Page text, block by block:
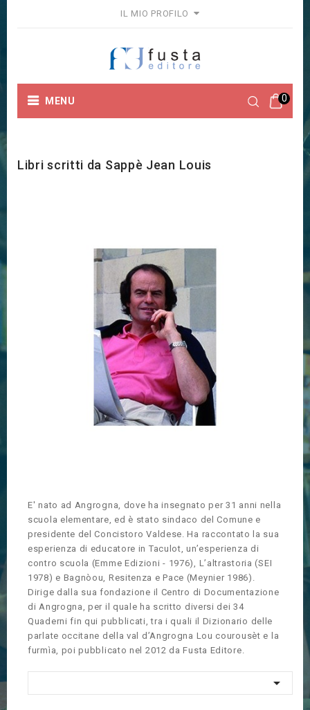
IL MIO PROFILO
0
MENU
Libri scritti da Sappè Jean Louis
E' nato ad Angrogna, dove ha insegnato per 31 anni nella
scuola elementare, ed è stato sindaco del Comune e
presidente del Concistoro Valdese. Ha raccontato la sua
esperienza di educatore in Taculot, un’esperienza di
contro scuola (Emme Edizioni - 1976), L’altrastoria (SEI
1978) e Bagnòou, Resitenza e Pace (Meynier 1986).
Dirige dalla sua fondazione il Centro di Documentazione
di Angrogna, per il quale ha scritto diversi dei 34
Quaderni fin qui pubblicati, tra i quali il Dizionario delle
parlate occitane della val d’Angrogna Lou courousèt e la
furmìa, poi pubblicato nel 2012 da Fusta Editore.
